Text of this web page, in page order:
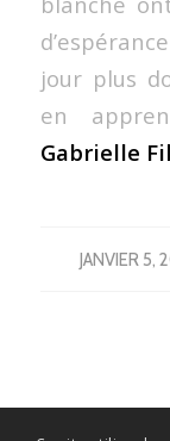
jour plus
en
Gabrielle
JANVIER 5,
/